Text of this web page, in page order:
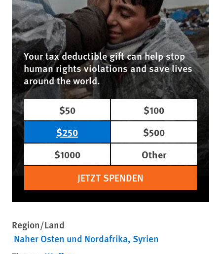
Your tax deductible gift can help stop
human rights violations and save lives
around the world.
$50
$100
$250
$500
$1000
Other
JETZT SPENDEN
Region/Land
Naher Osten und Nordafrika Syrien